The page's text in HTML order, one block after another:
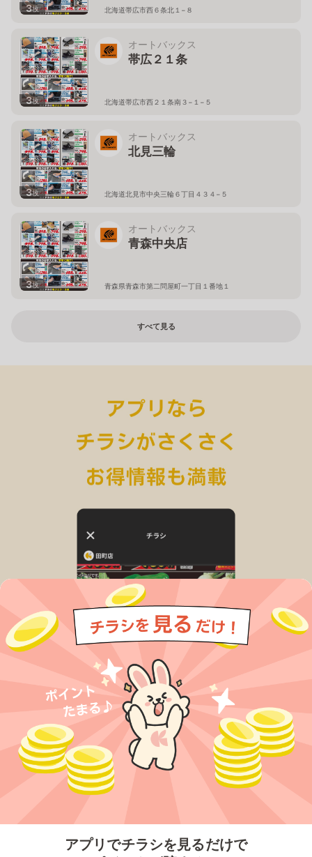
アプリでチラシを見るだけで
3枚 北海道帯広市西６条北１−８
3枚
オートバックス
帯広２１条
北海道帯広市西２１条南３−１−５
3枚
オートバックス
北見三輪
北海道北見市中央三輪６丁目４３４−５
3枚
オートバックス
青森中央店
青森県青森市第二問屋町一丁目１番地１
すべて見る